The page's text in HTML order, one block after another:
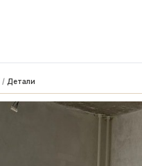
/ Детали